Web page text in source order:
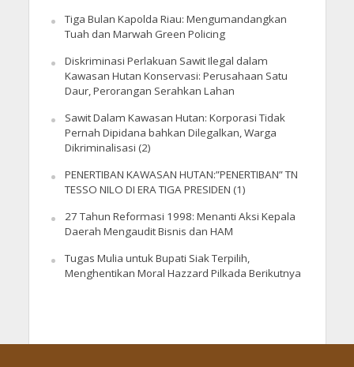
Tiga Bulan Kapolda Riau: Mengumandangkan
Tuah dan Marwah Green Policing
Diskriminasi Perlakuan Sawit Ilegal dalam
Kawasan Hutan Konservasi: Perusahaan Satu
Daur, Perorangan Serahkan Lahan
Sawit Dalam Kawasan Hutan: Korporasi Tidak
Pernah Dipidana bahkan Dilegalkan, Warga
Dikriminalisasi (2)
PENERTIBAN KAWASAN HUTAN:”PENERTIBAN” TN
TESSO NILO DI ERA TIGA PRESIDEN (1)
27 Tahun Reformasi 1998: Menanti Aksi Kepala
Daerah Mengaudit Bisnis dan HAM
Tugas Mulia untuk Bupati Siak Terpilih,
Menghentikan Moral Hazzard Pilkada Berikutnya